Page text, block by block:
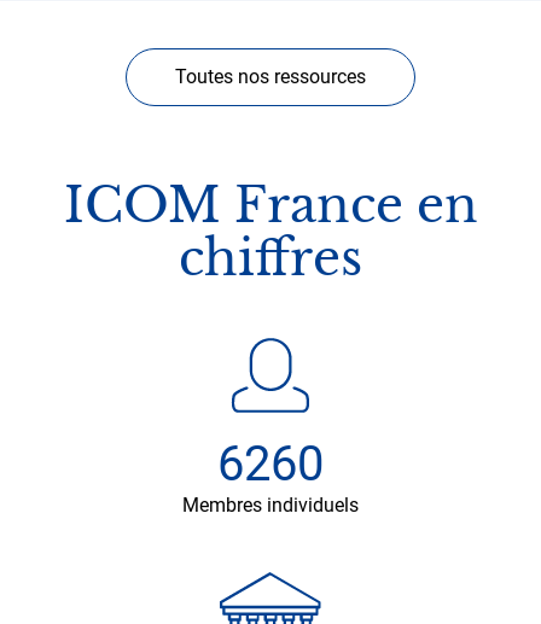
Toutes nos ressources
ICOM France en
chiffres
6260
Membres individuels